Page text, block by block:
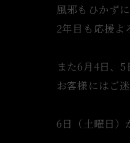
風邪もひかず
2年目も応援よ
また6月4日、
お客様にはご
6日（土曜日）